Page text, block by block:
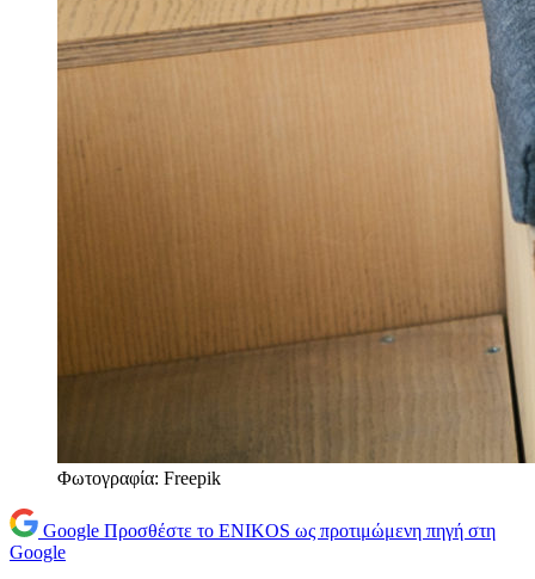
Φωτογραφία: Freepik
Google Προσθέστε το ENIKOS ως προτιμώμενη πηγή στη
Google